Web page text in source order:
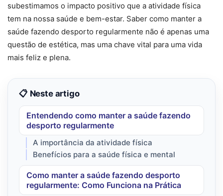
subestimamos o impacto positivo que a atividade física
tem na nossa saúde e bem-estar. Saber como manter a
saúde fazendo desporto regularmente não é apenas uma
questão de estética, mas uma chave vital para uma vida
mais feliz e plena.
📋 Neste artigo
Entendendo como manter a saúde fazendo
desporto regularmente
A importância da atividade física
Benefícios para a saúde física e mental
Como manter a saúde fazendo desporto
regularmente: Como Funciona na Prática